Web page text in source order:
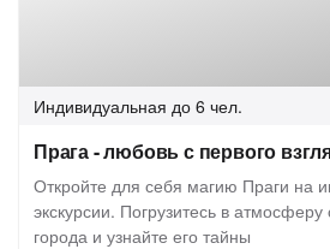
Индивидуальная до 6 чел.
Прага - любовь с первого
Откройте для себя магию Праги на
экскурсии. Погрузитесь в атмосферу
города и узнайте его тайны